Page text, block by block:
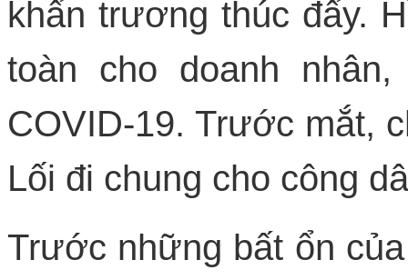
khẩn trương thúc đẩy.
toàn cho doanh
COVID-19. Trước mắt,
Lối đi chung cho công
Trước những bất ổn